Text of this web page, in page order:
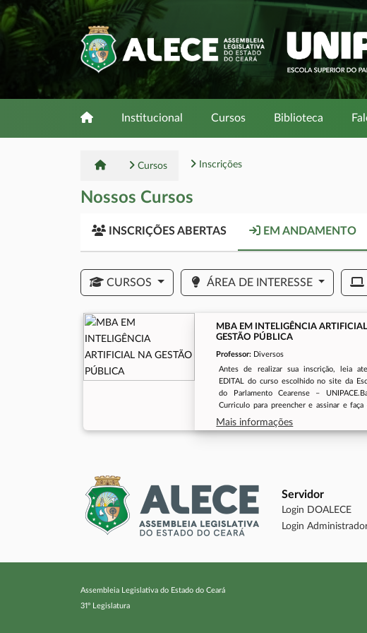
Institucional Cursos Biblioteca
Cursos Inscrições
Nossos Cursos
INSCRIÇÕES ABERTAS EM ANDAMENTO
CURSOS ÁREA DE INTERESSE
MBA EM INTELIGÊNCIA
GESTÃO PÚBLICA
Professor: Diversos
Antes de realizar sua inscrição, leia
EDITAL do curso escolhido no site da
do Parlamento Cearense –
Curriculo para preencher e assinar e faça
capo indicado.LINK EDITAL 01/2026LINK
CURRICULOPeríodo de
17:00Mais Informações(85) 3257-9711
Mais informações
Servidor
Login DOALECE
Login
Assembleia Legislativa do Estado do Ceará
31º Legislatura